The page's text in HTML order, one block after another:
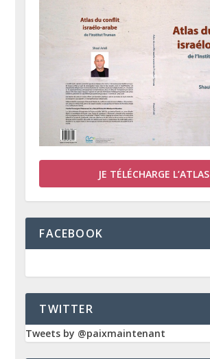
JE TÉLÉCHARGE L’ATLAS
FACEBOOK
TWITTER
Tweets by @paixmaintenant